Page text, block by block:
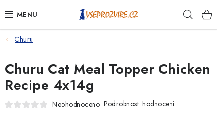
na
PSI
KOČKY
KONĚ
Churu
Churu Cat Meal Topper Chicken
Recipe 4x14g
Neohodnoceno Podrobnosti hodnocení